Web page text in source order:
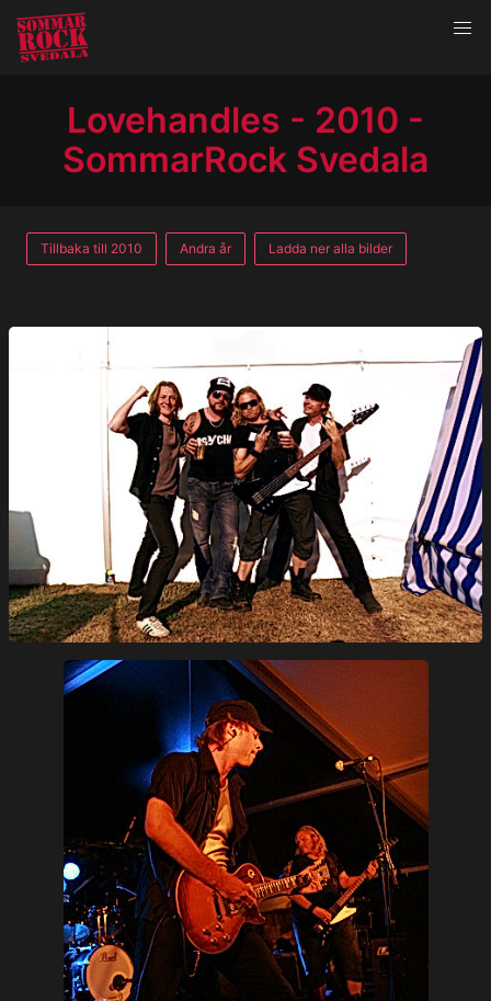
Lovehandles - 2010 -
SommarRock Svedala
Tillbaka till 2010 Andra år Ladda ner alla bilder